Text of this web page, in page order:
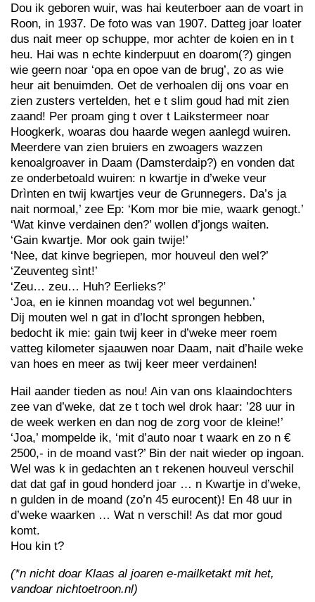
Dou ik geboren wuir, was hai keuterboer aan de voart in
Roon, in 1937. De foto was van 1907. Datteg joar loater
dus nait meer op schuppe, mor achter de koien en in t
heu. Hai was n echte kinderpuut en doarom(?) gingen
wie geern noar ‘opa en opoe van de brug’, zo as wie
heur ait benuimden. Oet de verhoalen dij ons voar en
zien zusters vertelden, het e t slim goud had mit zien
zaand! Per proam ging t over t Laikstermeer noar
Hoogkerk, woaras dou haarde wegen aanlegd wuiren.
Meerdere van zien bruiers en zwoagers wazzen
kenoalgroaver in Daam (Damsterdaip?) en vonden dat
ze onderbetoald wuiren: n kwartje in d’weke veur
Drìnten en twij kwartjes veur de Grunnegers. Da’s ja
nait normoal,’ zee Ep: ‘Kom mor bie mie, waark genogt.’
‘Wat kinve verdainen den?’ wollen d’jongs waiten.
‘Gain kwartje. Mor ook gain twije!’
‘Nee, dat kinve begriepen, mor houveul den wel?’
‘Zeuventeg sìnt!’
‘Zeu… zeu… Huh? Eerlieks?’
‘Joa, en ie kinnen moandag vot wel begunnen.’
Dij mouten wel n gat in d’locht sprongen hebben,
bedocht ik mie: gain twij keer in d’weke meer roem
vatteg kilometer sjaauwen noar Daam, nait d’haile weke
van hoes en meer as twij keer meer verdainen!
Hail aander tieden as nou! Ain van ons klaaindochters
zee van d’weke, dat ze t toch wel drok haar: ’28 uur in
de week werken en dan nog de zorg voor de kleine!’
‘Joa,’ mompelde ik, ‘mit d’auto noar t waark en zo n €
2500,- in de moand vast?’ Bin der nait wieder op ingoan.
Wel was k in gedachten an t rekenen houveul verschil
dat dat gaf in goud honderd joar … n Kwartje in d’weke,
n gulden in de moand (zo’n 45 eurocent)! En 48 uur in
d’weke waarken … Wat n verschil! As dat mor goud
komt.
Hou kin t?
(*n nicht doar Klaas al joaren e-mailketakt mit het,
vandoar nichtoetroon.nl)